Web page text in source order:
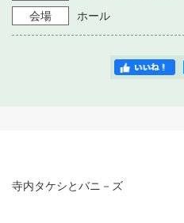
・ 利用料金
・ フロアマップ
会場
ホール
寺内タケシとバニ－ズ